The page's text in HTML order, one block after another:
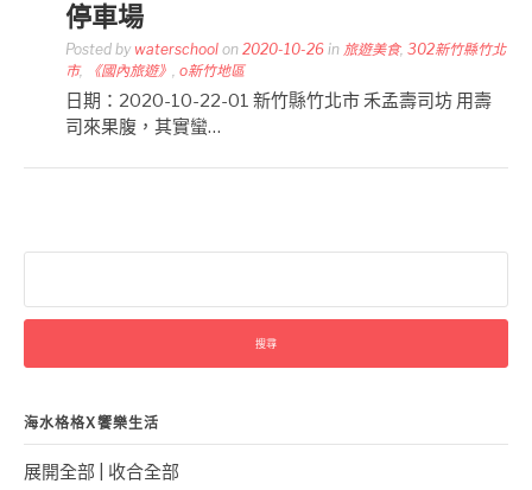
停車場
Posted by waterschool on 2020-10-26 in 旅遊美食, 302新竹縣竹北
市, 《國內旅遊》 , o新竹地區
日期：2020-10-22-01 新竹縣竹北市 禾孟壽司坊 用壽
司來果腹，其實蠻…
關
字:
海水格格X饗樂生活
展開全部
收合全部